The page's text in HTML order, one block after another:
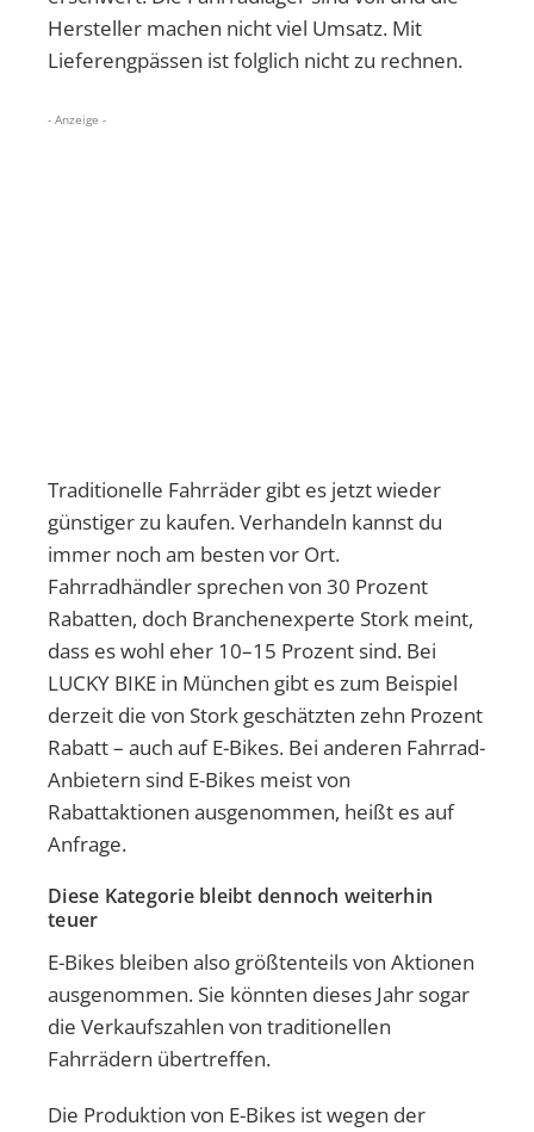
Hersteller machen nicht viel Umsatz. Mit
Lieferengpässen ist folglich nicht zu rechnen.
- Anzeige -
Traditionelle Fahrräder gibt es jetzt wieder
günstiger zu kaufen. Verhandeln kannst du
immer noch am besten vor Ort.
Fahrradhändler sprechen von 30 Prozent
Rabatten, doch Branchenexperte Stork meint,
dass es wohl eher 10–15 Prozent sind. Bei
LUCKY BIKE in München gibt es zum Beispiel
derzeit die von Stork geschätzten zehn Prozent
Rabatt – auch auf E-Bikes. Bei anderen Fahrrad-
Anbietern sind E-Bikes meist von
Rabattaktionen ausgenommen, heißt es auf
Anfrage.
Diese Kategorie bleibt dennoch weiterhin
teuer
E-Bikes bleiben also größtenteils von Aktionen
ausgenommen. Sie könnten dieses Jahr sogar
die Verkaufszahlen von traditionellen
Fahrrädern übertreffen.
Die Produktion von E-Bikes ist wegen der